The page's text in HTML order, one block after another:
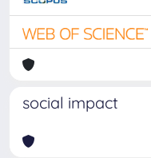
social impact